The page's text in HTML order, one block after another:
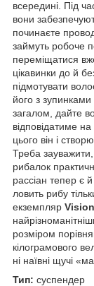
всередині. Під
вони
починаєте
займуть робоче
переміщатися
цікавинки до й
підмотувати
його з
загалом, дайте
відповідатиме
цього він і
Треба
рибалок
рассіан тепер є й
ловить рибу
екземпляр
розміром
кілограмового
ні наївні щучі
Тип: суспендер